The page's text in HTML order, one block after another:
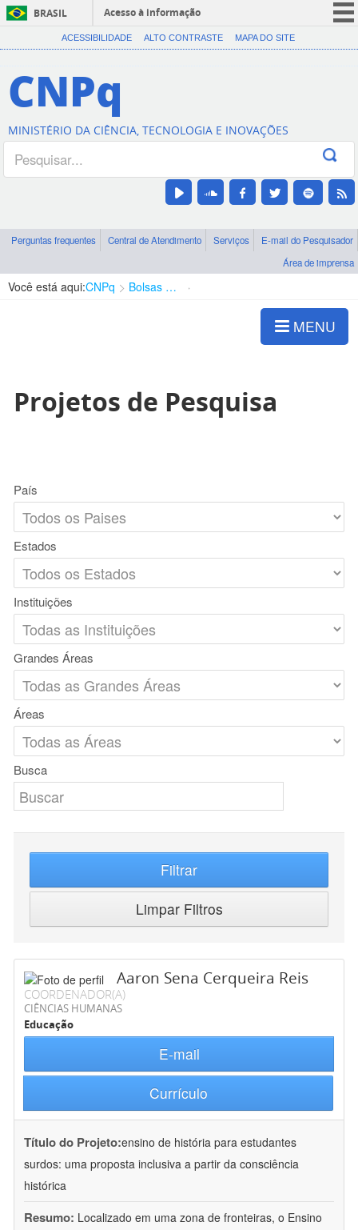
BRASIL
Acesso à informação
CORONAVÍRUS (COVID-19)
Canais
ACESSIBILIDADE ALTO CONTRASTE MAPA DO SITE
CNPq
MINISTÉRIO DA CIÊNCIA, TECNOLOGIA E INOVAÇÕES
Perguntas frequentes Central de Atendimento Serviços
E-mail do Pesquisador
Área de imprensa
Você está aqui:CNPq Bolsas e Auxílios Vigentes
MENU
Projetos de Pesquisa
País
Estados
Instituições
Grandes Áreas
Áreas
Busca
Filtrar
Limpar Filtros
Aaron Sena Cerqueira Reis
COORDENADOR(A)
CIÊNCIAS HUMANAS
Educação
E-mail
Currículo
Título do Projeto:ensino de história para estudantes
surdos: uma proposta inclusiva a partir da consciência
histórica
Resumo: Localizado em uma zona de fronteiras, o Ensino